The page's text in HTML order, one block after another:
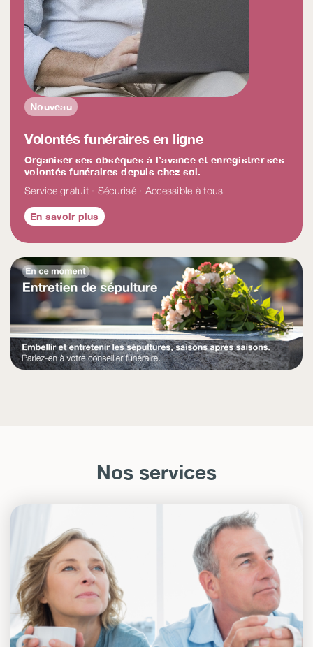
Nouveau
Volontés funéraires en ligne
Organiser ses obsèques à l’avance et enregistrer ses
volontés funéraires depuis chez soi.
Service gratuit · Sécurisé · Accessible à tous
En savoir plus
Nos services